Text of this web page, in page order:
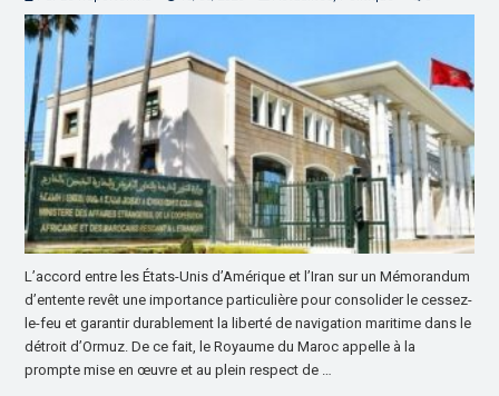
L’accord entre les États-Unis d’Amérique et l’Iran sur un Mémorandum
d’entente revêt une importance particulière pour consolider le cessez-
le-feu et garantir durablement la liberté de navigation maritime dans le
détroit d’Ormuz. De ce fait, le Royaume du Maroc appelle à la
prompte mise en œuvre et au plein respect de …